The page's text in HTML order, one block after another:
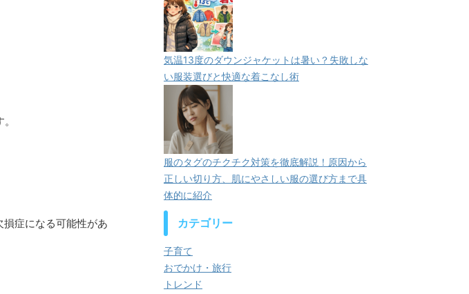
症になる可能性があ
気温13度のダウンジャケットは暑い？失敗しな
い服装選びと快適な着こなし術
服のタグのチクチク対策を徹底解説！原因から
正しい切り方、肌にやさしい服の選び方まで具
体的に紹介
カテゴリー
子育て
おでかけ・旅行
トレンド